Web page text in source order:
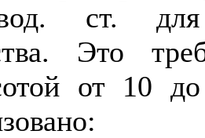
ст. для
Это
от 10